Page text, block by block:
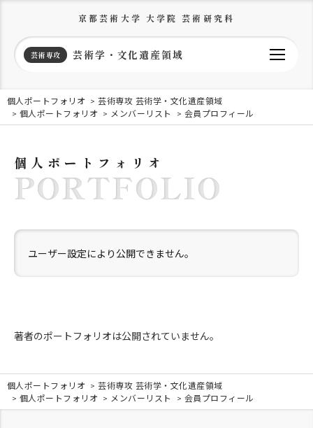
京都芸術大学 大学院 芸術研究科
芸術専攻 芸術学・文化遺産領域
個人ポートフォリオ
芸術専攻 芸術学・文化遺産領域
個人ポートフォリオ
メンバーリスト 会員プロフィール
個人ポートフォリオ
PORTFOLIO
ユーザー設定により公開できません。
著者のポートフォリオは公開されていません。
個人ポートフォリオ
芸術専攻 芸術学・文化遺産領域
個人ポートフォリオ
メンバーリスト 会員プロフィール